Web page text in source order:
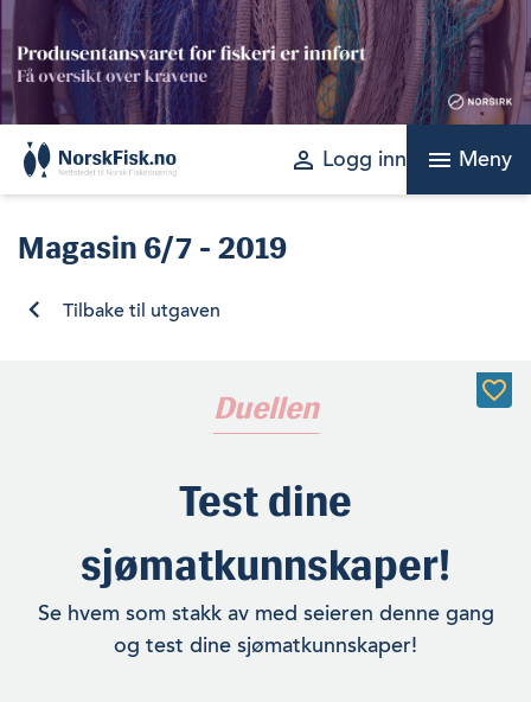
Skip
to
content
perm_identity Logg inn menu Meny
Magasin 6/7 - 2019
Tilbake til utgaven
Duellen
Test dine
sjømatkunnskaper!
Se hvem som stakk av med seieren denne gang
og test dine sjømatkunnskaper!